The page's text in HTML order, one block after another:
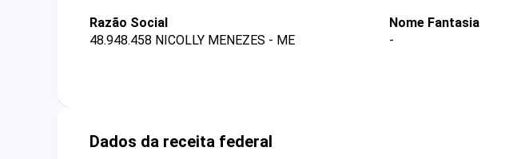
Razão Social
48.948.458 NICOLLY MENEZES - ME
Nome Fantasia
-
Dados da receita federal